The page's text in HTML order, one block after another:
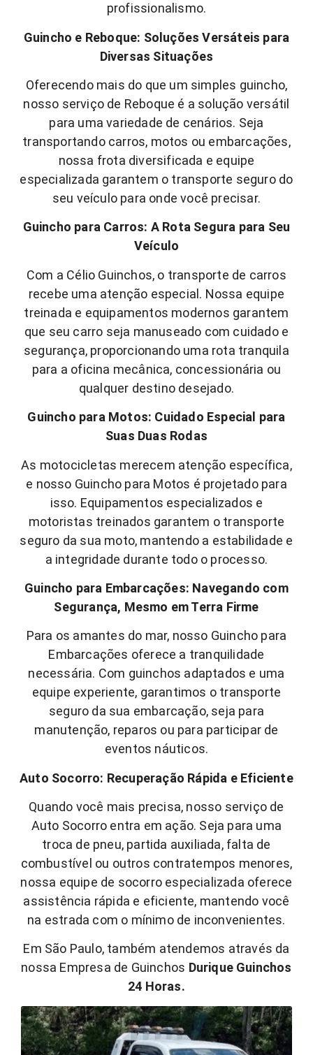
profissionalismo.
Guincho e Reboque: Soluções Versáteis para
Diversas Situações
Oferecendo mais do que um simples guincho,
nosso serviço de Reboque é a solução versátil
para uma variedade de cenários. Seja
transportando carros, motos ou embarcações,
nossa frota diversificada e equipe
especializada garantem o transporte seguro do
seu veículo para onde você precisar.
Guincho para Carros: A Rota Segura para Seu
Veículo
Com a Célio Guinchos, o transporte de carros
recebe uma atenção especial. Nossa equipe
treinada e equipamentos modernos garantem
que seu carro seja manuseado com cuidado e
segurança, proporcionando uma rota tranquila
para a oficina mecânica, concessionária ou
qualquer destino desejado.
Guincho para Motos: Cuidado Especial para
Suas Duas Rodas
As motocicletas merecem atenção específica,
e nosso Guincho para Motos é projetado para
isso. Equipamentos especializados e
motoristas treinados garantem o transporte
seguro da sua moto, mantendo a estabilidade e
a integridade durante todo o processo.
Guincho para Embarcações: Navegando com
Segurança, Mesmo em Terra Firme
Para os amantes do mar, nosso Guincho para
Embarcações oferece a tranquilidade
necessária. Com guinchos adaptados e uma
equipe experiente, garantimos o transporte
seguro da sua embarcação, seja para
manutenção, reparos ou para participar de
eventos náuticos.
Auto Socorro: Recuperação Rápida e Eficiente
Quando você mais precisa, nosso serviço de
Auto Socorro entra em ação. Seja para uma
troca de pneu, partida auxiliada, falta de
combustível ou outros contratempos menores,
nossa equipe de socorro especializada oferece
assistência rápida e eficiente, mantendo você
na estrada com o mínimo de inconvenientes.
Em São Paulo, também atendemos através da
nossa Empresa de Guinchos Durique Guinchos
24 Horas.